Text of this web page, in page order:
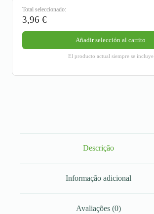
Total seleccionado:
3,96 €
Añadir selección al carrito
El producto actual siempre se incluye
Descrição
Informação adicional
Avaliações (0)